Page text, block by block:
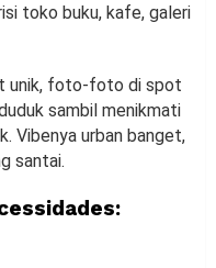
toko buku, kafe, galeri
unik, foto-foto di spot
sambil menikmati
Vibenya urban banget,
santai.